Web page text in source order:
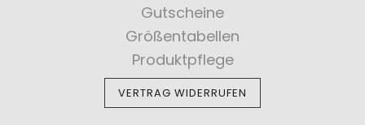
Gutscheine
Größentabellen
Produktpflege
VERTRAG WIDERRUFEN